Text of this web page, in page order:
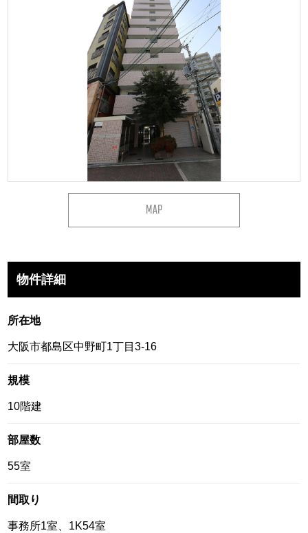
MAP
物件詳細
所在地
大阪市都島区中野町1丁目3-16
規模
10階建
部屋数
55室
間取り
事務所1室、1K54室